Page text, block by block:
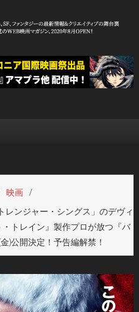
ン「cowai コ
」
映画
レンジャー・シングス」のデヴィ
トレイン』製作プロが放つ『バ
)公開決定！予告編解禁！